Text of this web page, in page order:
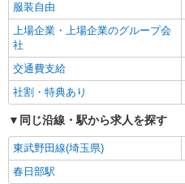
服装自由
上場企業・上場企業のグループ会
社
交通費支給
社割・特典あり
同じ沿線・駅から求人を探す
東武野田線(埼玉県)
春日部駅